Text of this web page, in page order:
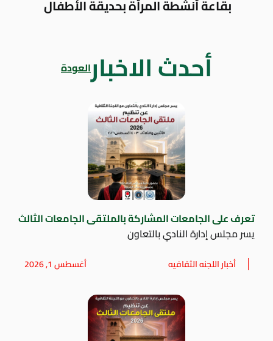
بقاعة أنشطة المرأة بحديقة الأطفال
أحدث الاخبارالعودة
تعرف على الجامعات المشاركة بالملتقى الجامعات الثالث
يسر مجلس إدارة النادي بالتعاون
أخبار اللجنه الثقافيه أغسطس 1, 2026